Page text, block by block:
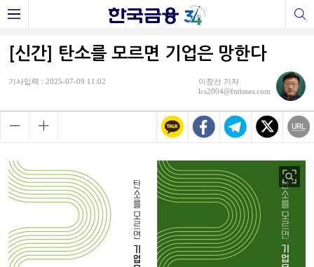
[신간] 탄소를 모르면 기업은 망한다
기사입력 : 2025-07-09 11:02
이창선 기자
lcs2004@fntimes.com